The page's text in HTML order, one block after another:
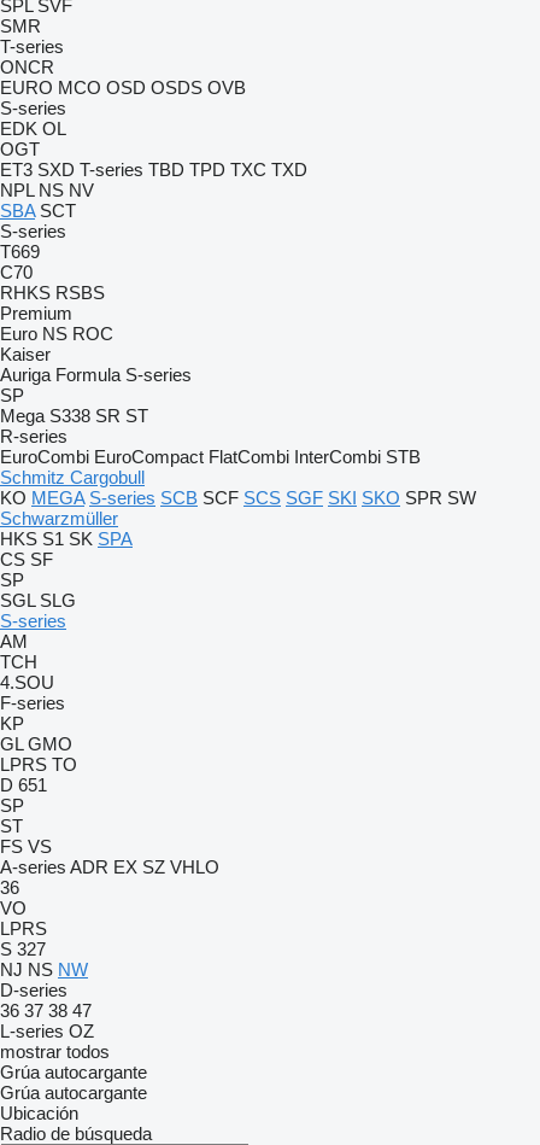
SPL SVF
SMR
T-series
ONCR
EURO MCO OSD OSDS OVB
S-series
EDK OL
OGT
ET3 SXD T-series TBD TPD TXC TXD
NPL NS NV
SBA SCT
S-series
T669
C70
RHKS RSBS
Premium
Euro NS ROC
Kaiser
Auriga Formula S-series
SP
Mega S338 SR ST
R-series
EuroCombi EuroCompact FlatCombi InterCombi STB
Schmitz Cargobull
KO MEGA S-series SCB SCF SCS SGF SKI SKO SPR SW
Schwarzmüller
HKS S1 SK SPA
CS SF
SP
SGL SLG
S-series
AM
TCH
4.SOU
F-series
KP
GL GMO
LPRS TO
D 651
SP
ST
FS VS
A-series ADR EX SZ VHLO
36
VO
LPRS
S 327
NJ NS NW
D-series
36 37 38 47
L-series OZ
mostrar todos
Grúa autocargante
Grúa autocargante
Ubicación
Radio de búsqueda